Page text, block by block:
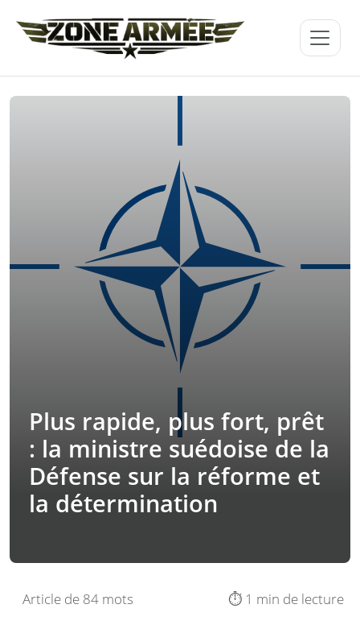
Plus rapide, plus fort, prêt
: la ministre suédoise de la
Défense sur la réforme et
la détermination
Article de 84 mots ⏱️ 1 min de lecture